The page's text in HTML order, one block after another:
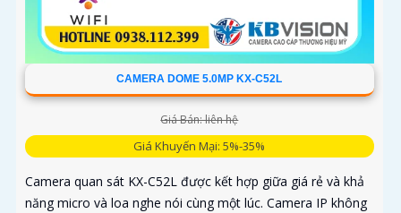
CAMERA DOME 5.0MP KX-C52L
Giá Bán: liên hệ
Giá Khuyến Mại: 5%-35%
Camera quan sát KX-C52L được kết hợp giữa giá rẻ và khả
năng micro và loa nghe nói cùng một lúc. Camera IP không